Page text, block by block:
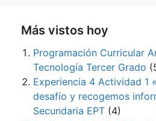
Más vistos hoy
Programación Curricular
Tecnología Tercer Grado
Experiencia 4 Actividad 1
desafío y recogemos
Secundaria EPT (4)